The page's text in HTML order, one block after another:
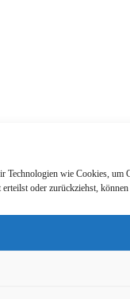
wie Cookies,
oder zurückziehst,